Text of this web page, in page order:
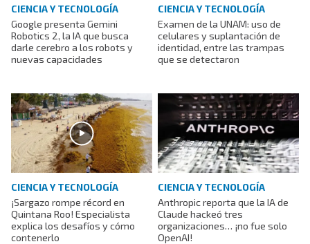
CIENCIA Y TECNOLOGÍA
Google presenta Gemini
Robotics 2, la IA que busca
darle cerebro a los robots y
nuevas capacidades
CIENCIA Y TECNOLOGÍA
Examen de la UNAM: uso de
celulares y suplantación de
identidad, entre las trampas
que se detectaron
CIENCIA Y TECNOLOGÍA
¡Sargazo rompe récord en
Quintana Roo! Especialista
explica los desafíos y cómo
contenerlo
CIENCIA Y TECNOLOGÍA
Anthropic reporta que la IA de
Claude hackeó tres
organizaciones… ¡no fue solo
OpenAI!